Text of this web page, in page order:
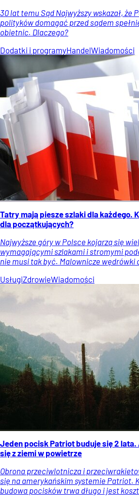
30 lat temu Sąd Najwyższy wskazał, że
polityków domagać przed sądem
obietnic. Dlaczego?
Dodatki i programyHandelWiadomości
Tatry mają piesze szlaki dla każdego.
dla początkujących?
Najwyższe góry w Polsce kojarzą się
wymagającymi szlakami i stromymi
nie musi tak być. Malownicze wędrówki
UsługiZdrowieWiadomości
Jeden pocisk Patriot buduje się 2 lata.
się z ziemi w powietrze
Obrona przeciwlotnicza i
się na amerykańskim systemie Patriot.
budowa pocisków trwa długo i jest